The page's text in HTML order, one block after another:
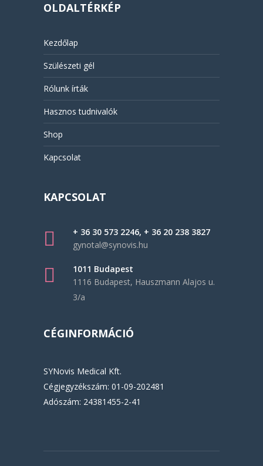
OLDALTÉRKÉP
Kezdőlap
Szülészeti gél
Rólunk írták
Hasznos tudnivalók
Shop
Kapcsolat
KAPCSOLAT
+ 36 30 573 2246, + 36 20 238 3827
gynotal@synovis.hu
1011 Budapest
1116 Budapest, Hauszmann Alajos u.
3/a
CÉGINFORMÁCIÓ
SYNovis Medical Kft.
Cégjegyzékszám: 01-09-202481
Adószám: 24381455-2-41